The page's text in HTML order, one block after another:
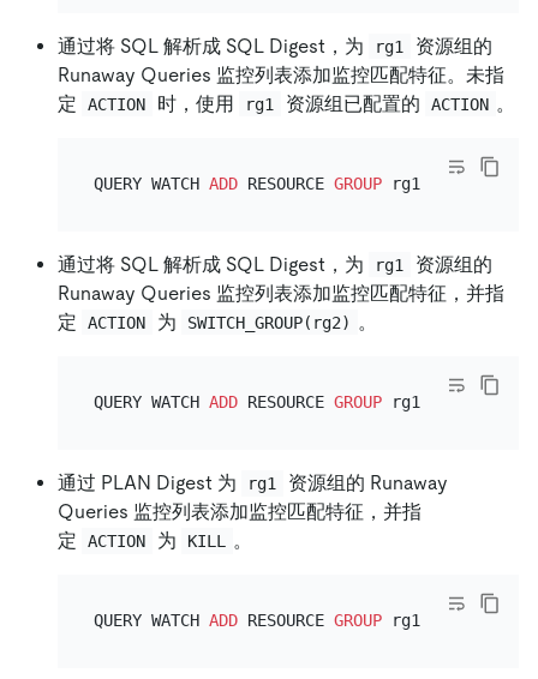
通过将 SQL 解析成 SQL Digest，为 rg1
资源组的
Runaway Queries 监控列表添加监控匹配特征。未指
定
ACTION 时，使用 rg1 资源组已配置的 ACTION 。
QUERY WATCH ADD RESOURCE GROUP rg1 TEXT
通过将 SQL 解析成 SQL Digest，为 rg1
资源组的
Runaway Queries 监控列表添加监控匹配特征，并指
定
ACTION 为 SWITCH_GROUP(rg2) 。
QUERY WATCH ADD RESOURCE GROUP rg1 ACTION
通过 PLAN Digest 为 rg1
资源组的 Runaway
Queries 监控列表添加监控匹配特征，并指
定
ACTION 为 KILL 。
QUERY WATCH ADD RESOURCE GROUP rg1 ACTION KILL